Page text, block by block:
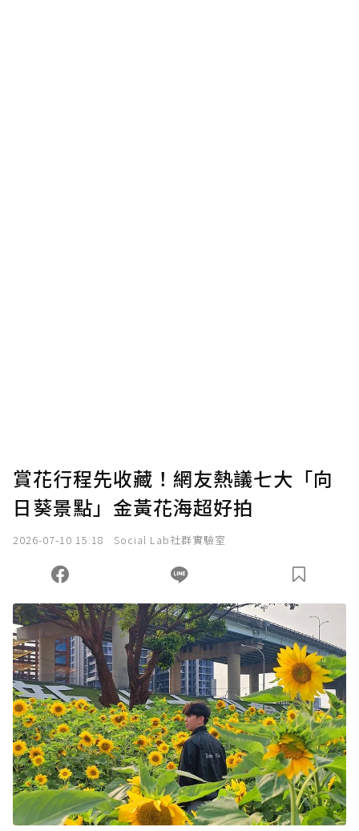
賞花行程先收藏！網友熱議七大「向
日葵景點」金黃花海超好拍
2026-07-10 15:18 Social Lab社群實驗室